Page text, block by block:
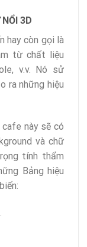
3D
hay còn gọi là
từ chất liệu
v.v. Nó sử
ra những hiệu
cafe này sẽ có
và chữ
tính thẩm
Bảng hiệu